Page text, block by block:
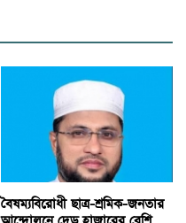
বৈষম্যবিরোধী ছাত্র-শ্রমিক-জনতার